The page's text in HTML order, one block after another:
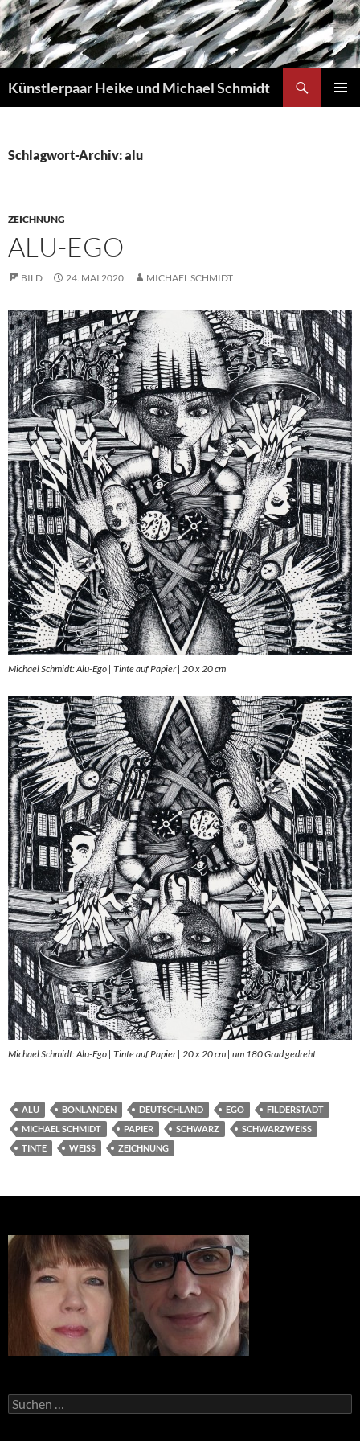
Zum
Inhalt
springen
Künstlerpaar Heike und Michael Schmidt
Schlagwort-Archiv: alu
ZEICHNUNG
ALU-EGO
BILD 24. MAI 2020 MICHAEL SCHMIDT
Michael Schmidt: Alu-Ego | Tinte auf Papier | 20 x 20 cm
Michael Schmidt: Alu-Ego | Tinte auf Papier | 20 x 20 cm | um 180 Grad gedreht
ALU BONLANDEN DEUTSCHLAND EGO
FILDERSTADT
MICHAEL SCHMIDT
PAPIER SCHWARZ
SCHWARZWEISS
TINTE
WEISS ZEICHNUNG
Suchen
nach: